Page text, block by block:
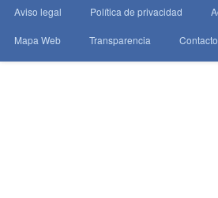
Aviso legal Política de privacidad
Mapa Web Transparencia Contacto